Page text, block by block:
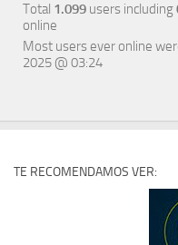
Total 1.099 users including
online
Most users ever online
2025 @ 03:24
TE RECOMENDAMOS VER: